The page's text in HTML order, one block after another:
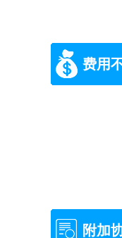
费用
附加